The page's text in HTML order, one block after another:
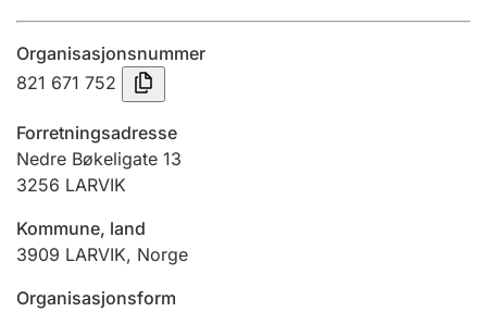
Tinglysing
Jeger
Betaling og jegeravgiftskort
Ektepaktveileder
Organisasjonsnummer
821 671 752
Forretningsadresse
Nedre Bøkeligate 13
3256 LARVIK
Kommune, land
3909 LARVIK, Norge
Organisasjonsform